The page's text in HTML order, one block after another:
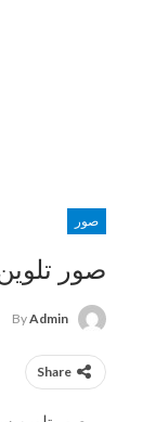
صور
صور تلوين
ByAdmin
Share